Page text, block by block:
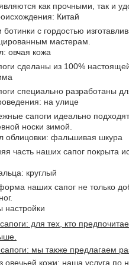
как прочными, так и
Китай
с гордостью
мастерам.
овчая кожа
сделаны из 100%
специально разработаны
на улице
сапоги идеально
носки зимой.
облицовки: фальшивая шкура
часть наших сапог покрыта
круглый
наших сапог не только
настройки
для тех, кто
мы также предлагаем
овечьей кожи: наша услуга по